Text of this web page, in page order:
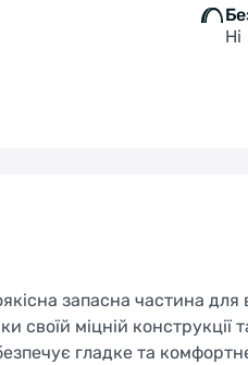
Ні
запасна частина
міцній конструкції
гладке та